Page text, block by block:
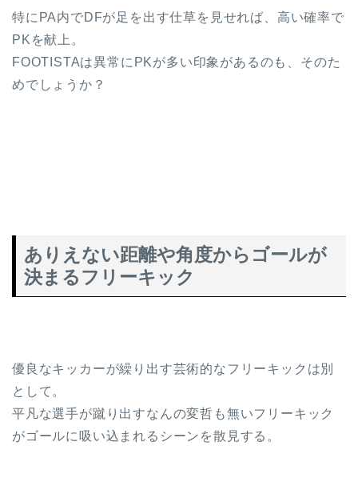
特にPA内でDFが足を出す仕草を見せれば、高い確率で
PKを献上。
FOOTISTAは異常にPKが多い印象があるのも、そのた
めでしょうか？
ありえない距離や角度からゴールが
決まるフリーキック
優良なキッカーが繰り出す芸術的なフリーキックは別
として。
平凡な選手が蹴り出すなんの変哲も無いフリーキック
がゴールに吸い込まれるシーンを散見する。